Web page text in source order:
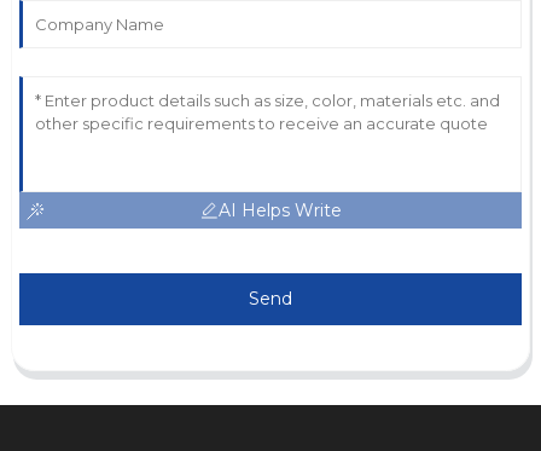
AI Helps Write
Send